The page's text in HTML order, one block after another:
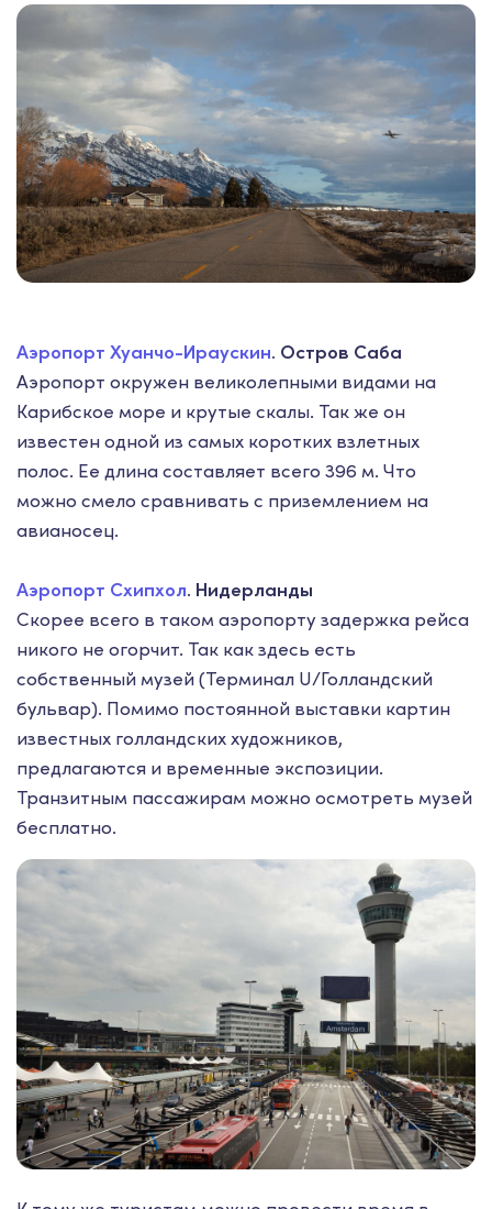
Аэропорт Хуанчо-Ираускин. Остров Саба
Аэропорт окружен великолепными видами на
Карибское море и крутые скалы. Так же он
известен одной из самых коротких взлетных
полос. Ее длина составляет всего 396 м. Что
можно смело сравнивать с приземлением на
авианосец.
Аэропорт Схипхол. Нидерланды
Скорее всего в таком аэропорту задержка рейса
никого не огорчит. Так как здесь есть
собственный музей (Терминал U/Голландский
бульвар). Помимо постоянной выставки картин
известных голландских художников,
предлагаются и временные экспозиции.
Транзитным пассажирам можно осмотреть музей
бесплатно.